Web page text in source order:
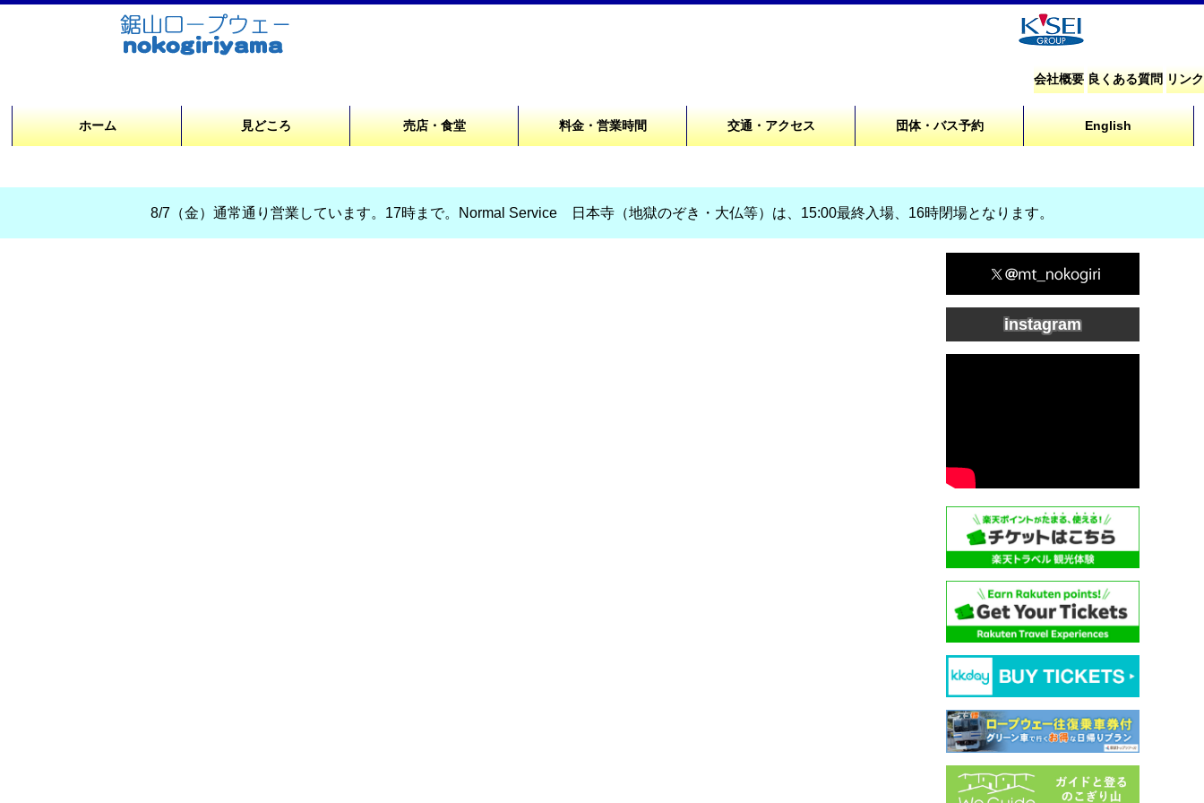
会社概要 良くある質問 リンク
ホーム 見どころ 売店・食堂 料金・営業時間 交通・アクセス 団体・バス予約 English
8/7（金）通常通り営業しています。17時まで。Normal Service 日本寺（地獄のぞき・大仏等）は、15:00最終入場、16時閉場となります。
instagram